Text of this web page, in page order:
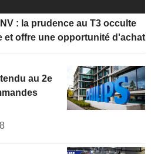
: la prudence au T3 occulte
et offre une opportunité d'achat
au 2e